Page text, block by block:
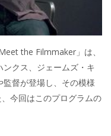
the Filmmaker」は、
クス、ジェームズ・キ
督が登場し、その模様
今回はこのプログラムの